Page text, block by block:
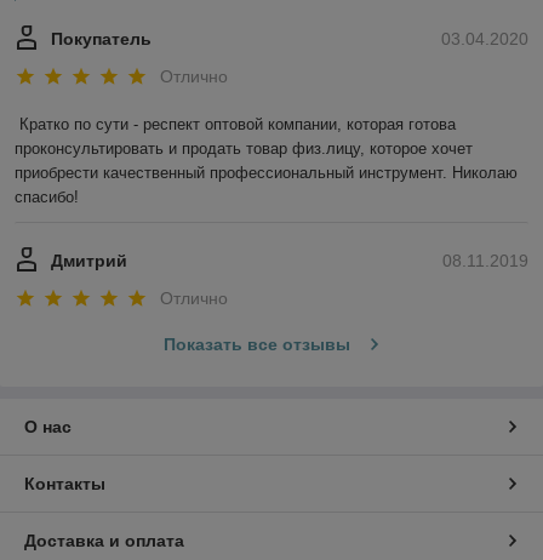
03.04.2020
Покупатель
Отлично
Кратко по сути - респект оптовой компании, которая готова
проконсультировать и продать товар физ.лицу, которое хочет
приобрести качественный профессиональный инструмент. Николаю
спасибо!
08.11.2019
Дмитрий
Отлично
Показать все отзывы
О нас
Контакты
Доставка и оплата